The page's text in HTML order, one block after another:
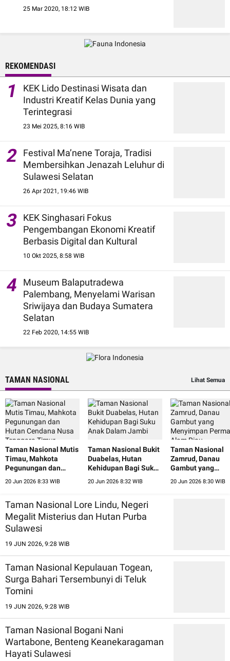
25 Mar 2020, 18:12 WIB
REKOMENDASI
1
KEK Lido Destinasi Wisata dan
Industri Kreatif Kelas Dunia yang
Terintegrasi
23 Mei 2025, 8:16 WIB
2
Festival Ma’nene Toraja, Tradisi
Membersihkan Jenazah Leluhur di
Sulawesi Selatan
26 Apr 2021, 19:46 WIB
3
KEK Singhasari Fokus
Pengembangan Ekonomi Kreatif
Berbasis Digital dan Kultural
10 Okt 2025, 8:58 WIB
4
Museum Balaputradewa
Palembang, Menyelami Warisan
Sriwijaya dan Budaya Sumatera
Selatan
22 Feb 2020, 14:55 WIB
TAMAN NASIONAL Lihat Semua
Taman Nasional Mutis
Timau, Mahkota
Pegunungan dan
Hutan Cendana Nusa
20 Jun 2026 8:33 WIB
Taman Nasional Bukit
Duabelas, Hutan
Kehidupan Bagi Suku
Anak Dalam Jambi
20 Jun 2026 8:32 WIB
Taman Nasional
Zamrud, Danau
Gambut yang
Menyimpan
20 Jun 2026 8:30 WIB
Taman Nasional Lore Lindu, Negeri
Megalit Misterius dan Hutan Purba
Sulawesi
19 JUN 2026, 9:28 WIB
Taman Nasional Kepulauan Togean,
Surga Bahari Tersembunyi di Teluk
Tomini
19 JUN 2026, 9:28 WIB
Taman Nasional Bogani Nani
Wartabone, Benteng Keanekaragaman
Hayati Sulawesi